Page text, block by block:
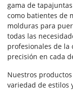
gama de
como batientes de
molduras para
todas las
profesionales de la
precisión en cada
Nuestros
variedad de estilos